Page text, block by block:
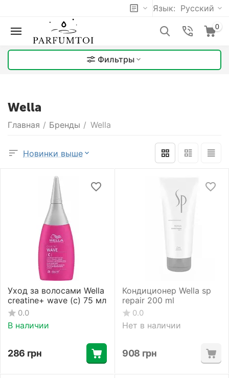
Язык: Русский
0
Фильтры
Wella
Главная / Бренды / Wella
Новинки выше
Уход за волосами Wella
creatine+ wave (c) 75 мл
0.0
В наличии
286 грн
Кондиционер Wella sp
repair 200 ml
0.0
Нет в наличии
908 грн